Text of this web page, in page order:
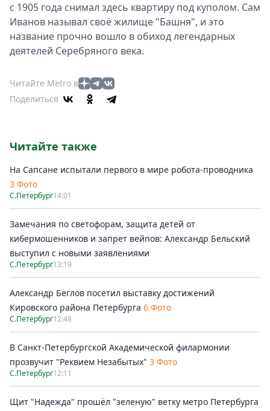
с 1905 года снимал здесь квартиру под куполом. Сам
Иванов называл своё жилище "Башня", и это
название прочно вошло в обиход легендарных
деятелей Серебряного века.
Читайте Metro в
Поделиться
Читайте также
На Сапсане испытали первого в мире робота-проводника
3 Фото
С.Петербург14:01
Замечания по светофорам, защита детей от
кибермошенников и запрет вейпов: Александр Бельский
выступил с новыми заявлениями
С.Петербург13:19
Александр Беглов посетил выставку достижений
Кировского района Петербурга 6 Фото
С.Петербург12:48
В Санкт-Петербургской Академической филармонии
прозвучит "Реквием Незабытых" 3 Фото
С.Петербург12:11
Щит "Надежда" прошёл "зеленую" ветку метро Петербурга